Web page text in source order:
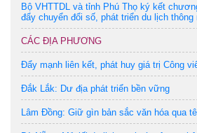
Bộ VHTTDL và tỉnh Phú Thọ ký kết
đẩy chuyển đổi số, phát triển du lịch thông
CÁC ĐỊA PHƯƠNG
Đẩy mạnh liên kết, phát huy giá trị Công
Đắk Lắk: Dư địa phát triển bền vững
Lâm Đồng: Giữ gìn bản sắc văn hóa qua